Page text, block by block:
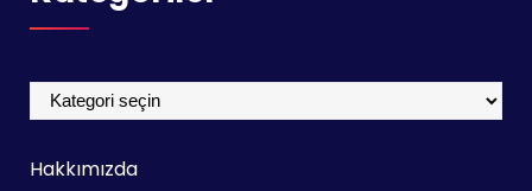
Kategoriler
Hakkımızda